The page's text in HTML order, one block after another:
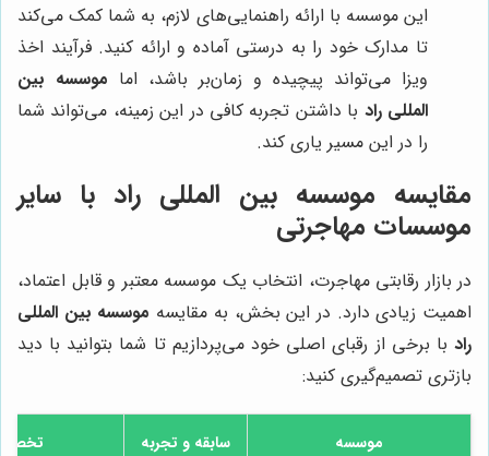
این موسسه با ارائه راهنمایی‌های لازم، به شما کمک می‌کند
تا مدارک خود را به درستی آماده و ارائه کنید. فرآیند اخذ
ویزا می‌تواند پیچیده و زمان‌بر باشد، اما موسسه بین
المللی راد با داشتن تجربه کافی در این زمینه، می‌تواند شما
را در این مسیر یاری کند.
مقایسه موسسه بین المللی راد با سایر
موسسات مهاجرتی
در بازار رقابتی مهاجرت، انتخاب یک موسسه معتبر و قابل اعتماد،
اهمیت زیادی دارد. در این بخش، به مقایسه موسسه بین المللی
راد با برخی از رقبای اصلی خود می‌پردازیم تا شما بتوانید با دید
بازتری تصمیم‌گیری کنید:
موسسه سابقه و تجربه